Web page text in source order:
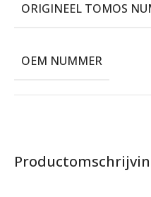
ORIGINEEL TOMOS
OEM NUMMER